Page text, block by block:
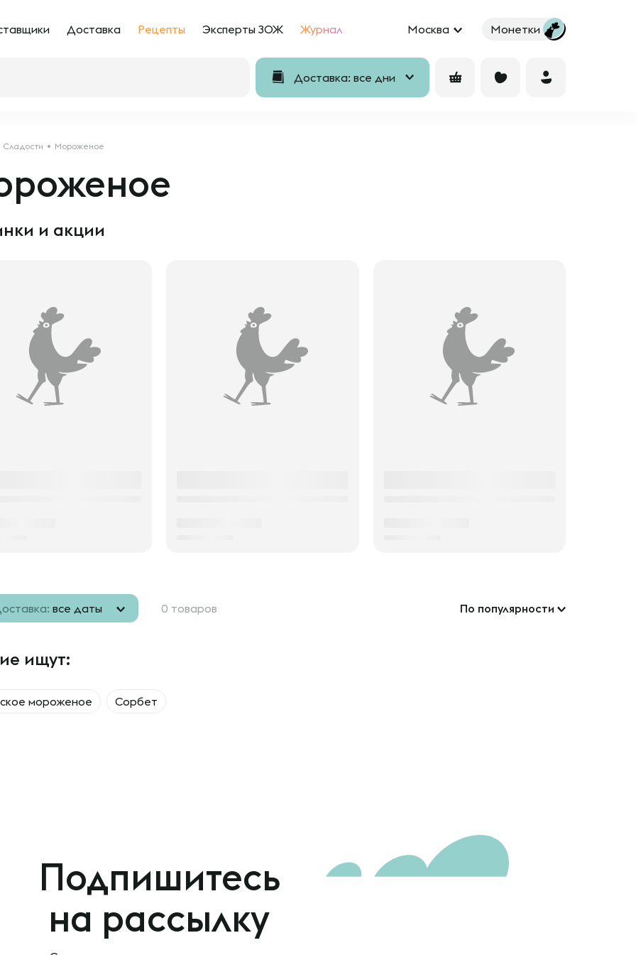
Доставка Рецепты Эксперты ЗОЖ Журнал Москва Монетки
Доставка: все дни
Сладости Мороженое
и акции
все даты 0 товаров По популярности
ищут:
мороженое Сорбет
Подпишитесь
на рассылку